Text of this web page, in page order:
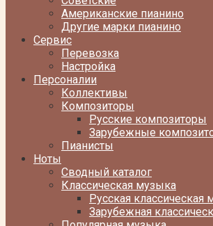
Американские пианино
Другие марки пианино
Сервис
Перевозка
Настройка
Персоналии
Коллективы
Композиторы
Русские композиторы
Зарубежные
Пианисты
Ноты
Сводный каталог
Классическая музыка
Русская классическая
Зарубежная